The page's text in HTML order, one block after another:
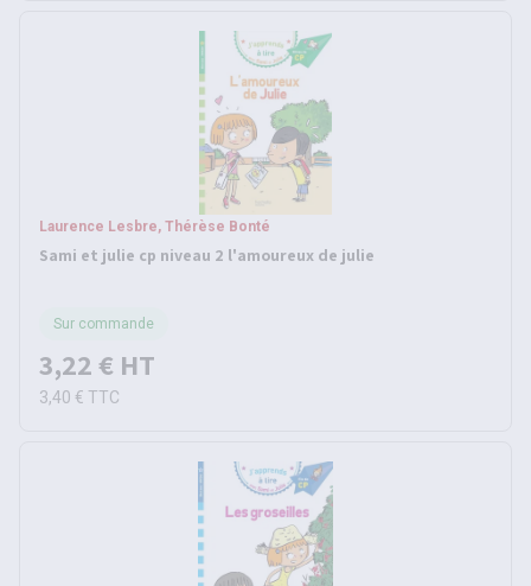
Laurence Lesbre, Thérèse Bonté
Sami et julie cp niveau 2 l'amoureux de julie
Sur commande
3,22 € HT
3,40 € TTC